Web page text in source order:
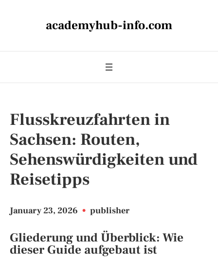
academyhub-info.com
Flusskreuzfahrten in
Sachsen: Routen,
Sehenswürdigkeiten und
Reisetipps
January 23, 2026 • publisher
Gliederung und Überblick: Wie
dieser Guide aufgebaut ist